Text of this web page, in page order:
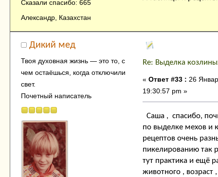
Сказали спасибо: 665
Александр, Казахстан
Дикий мед
Твоя духовнaя жизнь — это тo, с
чем остaёшься, когда отключили
свет.
Почетный написатель
Re: Выделка
« Ответ #33 : 26
19:30:57 pm »
Саша , спасибо,
по выделке мехов и
рецептов очень
пикелированию так
тут практика и ещё
животного ,